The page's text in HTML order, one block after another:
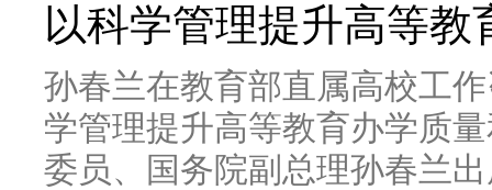
以科学管理提升高等
孙春兰在教育部直属高校工
学管理提升高等教育办学质
委员、国务院副总理孙春兰